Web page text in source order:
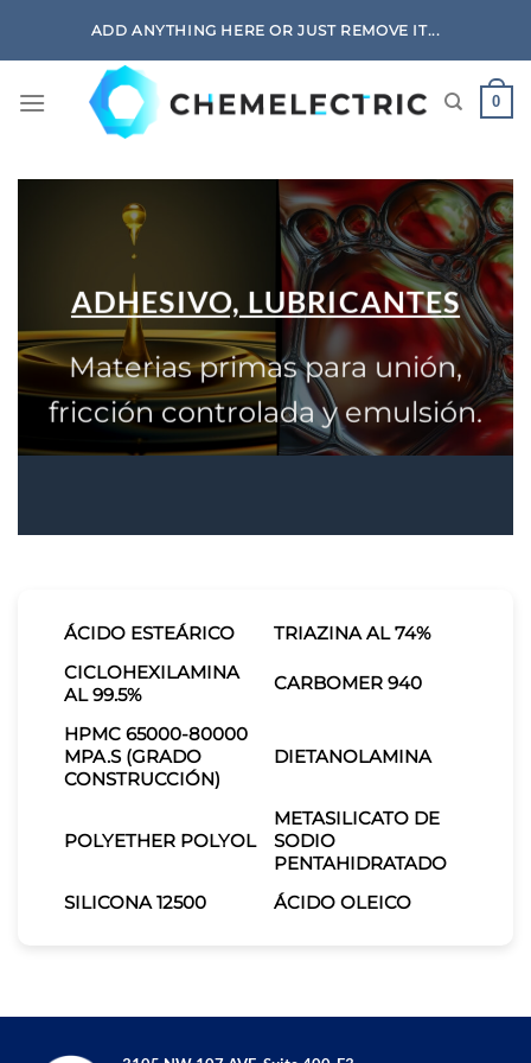
ADD ANYTHING HERE OR JUST REMOVE IT...
0
ADHESIVO, LUBRICANTES
Materias primas para unión,
fricción controlada y emulsión.
ÁCIDO ESTEÁRICO
TRIAZINA AL 74%
CICLOHEXILAMINA
AL 99.5%
CARBOMER 940
HPMC 65000-80000
MPA.S (GRADO
CONSTRUCCIÓN)
DIETANOLAMINA
POLYETHER POLYOL
METASILICATO DE
SODIO
PENTAHIDRATADO
SILICONA 12500
ÁCIDO OLEICO